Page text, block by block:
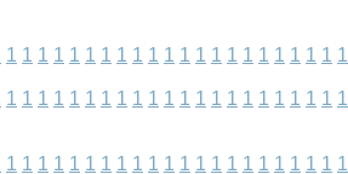
1 1 1 1 1 1 1 1 1 1 1 1 1 1 1 1 1 1 1 1 1 1
1 1 1 1 1 1 1 1 1 1 1 1 1 1 1 1 1 1 1 1 1 1
1 1 1 1 1 1 1 1 1 1 1 1 1 1 1 1 1 1 1 1 1 1